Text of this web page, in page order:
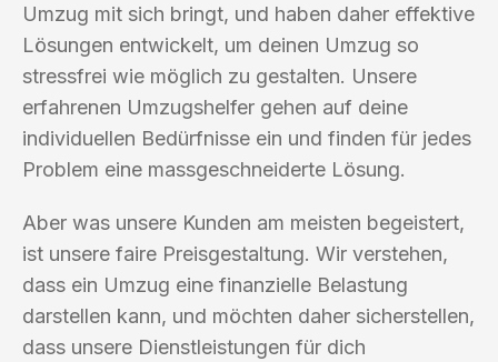
Umzug mit sich bringt, und haben daher effektive
Lösungen entwickelt, um deinen Umzug so
stressfrei wie möglich zu gestalten. Unsere
erfahrenen Umzugshelfer gehen auf deine
individuellen Bedürfnisse ein und finden für jedes
Problem eine massgeschneiderte Lösung.
Aber was unsere Kunden am meisten begeistert,
ist unsere faire Preisgestaltung. Wir verstehen,
dass ein Umzug eine finanzielle Belastung
darstellen kann, und möchten daher sicherstellen,
dass unsere Dienstleistungen für dich